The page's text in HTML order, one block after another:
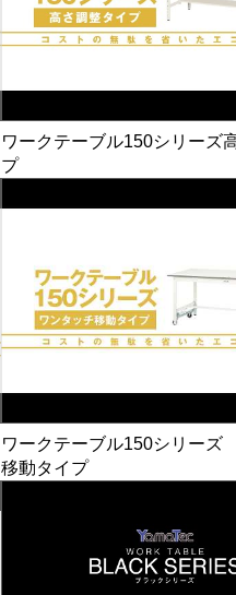
ワークテーブル150シリーズ
プ
ワークテーブル150シリー
移動タイプ